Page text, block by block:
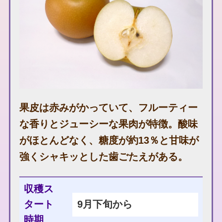
果皮は赤みがかっていて、フルーティー
な香りとジューシーな果肉が特徴。酸味
がほとんどなく、糖度が約13％と甘味が
強くシャキッとした歯ごたえがある。
収穫ス
タート
時期
9月下旬から